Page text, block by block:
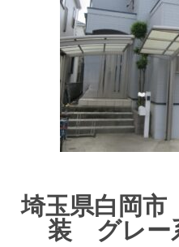
埼玉県白岡
装 グレー